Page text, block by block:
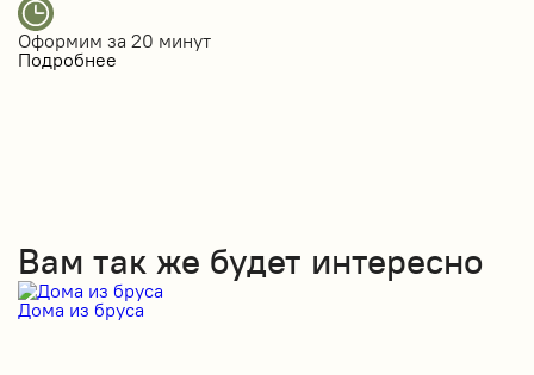
Оформим за 20 минут
Подробнее
Вам так же будет интересно
Дома из бруса